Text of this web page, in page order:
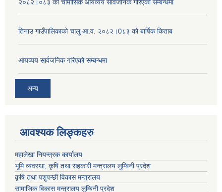
२०८२।०८३ को चौमासिक आयव्यय सार्वजनिक गरिएको सम्बन्धमा
तिनाउ गाउँपालिकाको चालु आ.व. २०८२।0८३ को बार्षिक किताब
आयव्यय सार्वजनिक गरिएको सम्बन्धमा
अन्य
आवश्यक लिङ्कहरु
महालेखा नियन्त्रक कार्यालय
भूमि व्यवस्था, कृषि तथा सहकारी मन्त्रालय लुम्बिनी प्रदेश
कृषि तथा पशुपन्छी विकास मन्त्रालय
सामाजिक विकास मन्त्रालय लुम्बिनी प्रदेश